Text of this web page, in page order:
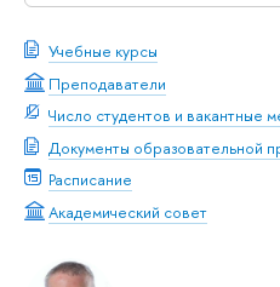
Учебные курсы
Преподаватели
Число студентов и вакантные
Документы образовательной
Расписание
Академический совет